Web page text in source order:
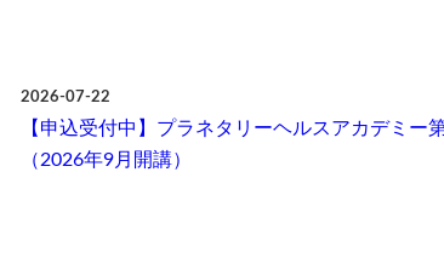
2026-07-22
【申込受付中】プラネタリーヘルスアカデミー
（2026年9月開講）